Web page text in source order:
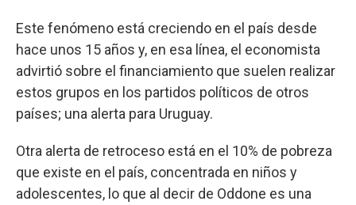
Este fenómeno está creciendo en el país desde
hace unos 15 años y, en esa línea, el economista
advirtió sobre el financiamiento que suelen realizar
estos grupos en los partidos políticos de otros
países; una alerta para Uruguay.
Otra alerta de retroceso está en el 10% de pobreza
que existe en el país, concentrada en niños y
adolescentes, lo que al decir de Oddone es una